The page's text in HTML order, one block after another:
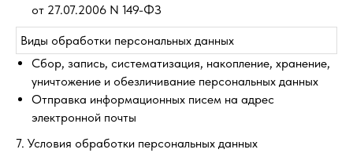
от 27.07.2006 N 149-ФЗ
Виды обработки персональных данных
Сбор, запись, систематизация, накопление, хранение,
уничтожение и обезличивание персональных данных
Отправка информационных писем на адрес
электронной почты
7. Условия обработки персональных данных